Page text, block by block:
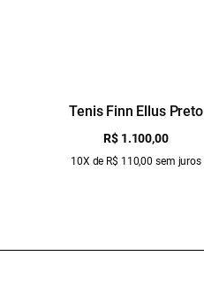
Tenis Finn Ellus Preto
R$ 1.100,00
10X de R$ 110,00 sem juros